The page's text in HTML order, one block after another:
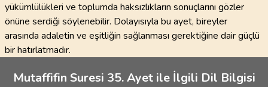
yükümlülükleri ve toplumda haksızlıkların sonuçlarını gözler
önüne serdiği söylenebilir. Dolayısıyla bu ayet, bireyler
arasında adaletin ve eşitliğin sağlanması gerektiğine dair güçlü
bir hatırlatmadır.
Mutaffifin Suresi 35. Ayet ile İlgili Dil Bilgisi